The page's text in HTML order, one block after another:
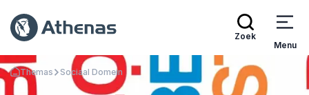
Zoek
Menu
Terug naar de startpagina
Themas Sociaal Domein